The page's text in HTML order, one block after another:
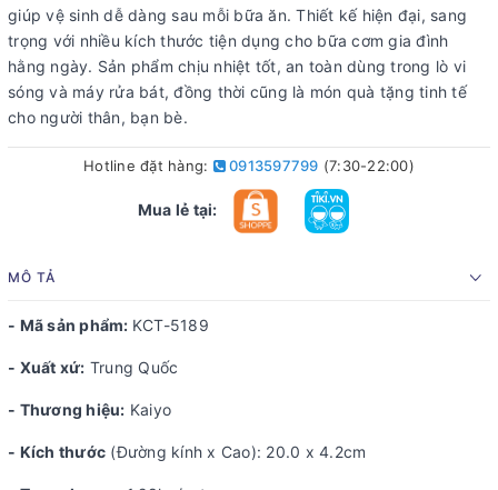
giúp vệ sinh dễ dàng sau mỗi bữa ăn. Thiết kế hiện đại, sang
trọng với nhiều kích thước tiện dụng cho bữa cơm gia đình
hằng ngày. Sản phẩm chịu nhiệt tốt, an toàn dùng trong lò vi
sóng và máy rửa bát, đồng thời cũng là món quà tặng tinh tế
cho người thân, bạn bè.
Hotline đặt hàng: 0913597799 (7:30-22:00)
Mua lẻ tại:
MÔ TẢ
- Mã sản phẩm: KCT-5189
- Xuất xứ: Trung Quốc
- Thương hiệu: Kaiyo
- Kích thước (Đường kính x Cao): 20.0 x 4.2cm